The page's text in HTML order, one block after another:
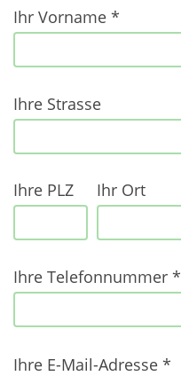
Ihr Vorname *
Ihre Strasse
Ihre PLZ Ihr Ort
Ihre Telefonnummer *
Ihre E-Mail-Adresse *